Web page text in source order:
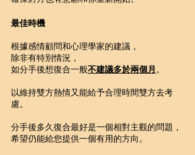
最佳時機
根據感情顧問和心理學家的建議，
除非有特別情況，
如分手後想復合一般不建議多於兩個月。
以維持雙方熱情又能給予合理時間雙方去考
慮。
分手後多久復合最好是一個相對主觀的問題，
希望仍能給您提供一個有用的方向。